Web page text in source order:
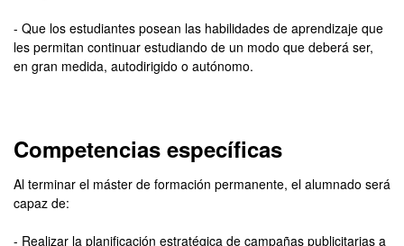
- Que los estudiantes posean las habilidades de aprendizaje que
les permitan continuar estudiando de un modo que deberá ser,
en gran medida, autodirigido o autónomo.
Competencias específicas
Al terminar el máster de formación permanente, el alumnado será
capaz de:
- Realizar la planificación estratégica de campañas publicitarias a